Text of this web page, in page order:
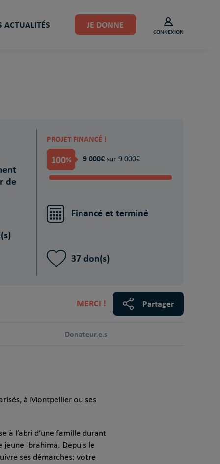
ACTUALITÉS JE DONNE
CONNEXION
de
PROJET FINANCÉ !
100% 9 000€ sur 9 000€
Financé et terminé
37 don(s)
MERCI ! Partager
Donateur.e.s
à Montpellier ou ses
à l’abri d’une famille durant
jeune Ibrahima. Depuis le
ses démarches: votre